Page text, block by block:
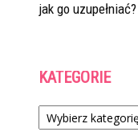
jak go uzupełniać?
KATEGORIE
Kategorie